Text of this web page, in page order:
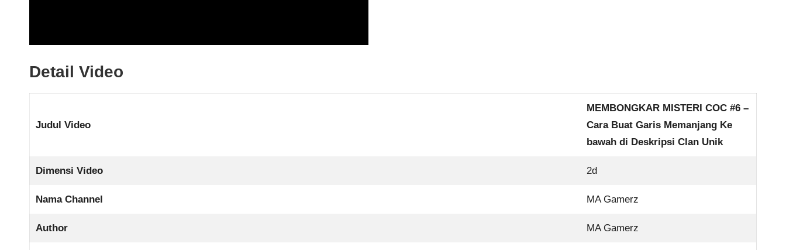
Detail Video
Judul Video
MEMBONGKAR MISTERI COC #6 –
Cara Buat Garis Memanjang Ke
bawah di Deskripsi Clan Unik
Dimensi Video 2d
Nama Channel MA Gamerz
Author MA Gamerz